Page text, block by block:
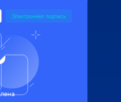
Электронная подпись